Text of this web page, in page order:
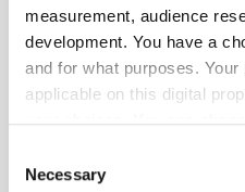
measurement, audience
development. You have a
and for what purposes.
applicable on this digital
the Privacy trigger icon.
Selection
Necessary